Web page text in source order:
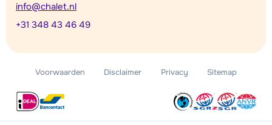
info@chalet.nl
+31 348 43 46 49
Voorwaarden Disclaimer Privacy Sitemap